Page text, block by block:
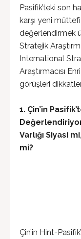
Pasifik’teki son
karşı yeni
değerlendirmek
Stratejik
International
Araştırmacısı
görüşleri
1. Çin’in
Varlığı Siyasi
mi?
Çin’in Hint-